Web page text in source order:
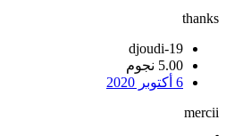
thanks
djoudi-19
5.00 نجوم
6 أكتوبر 2020
mercii